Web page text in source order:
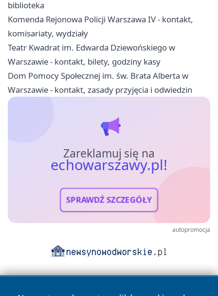
biblioteka
Komenda Rejonowa Policji Warszawa IV - kontakt,
komisariaty, wydziały
Teatr Kwadrat im. Edwarda Dziewońskiego w
Warszawie - kontakt, bilety, godziny kasy
Dom Pomocy Społecznej im. św. Brata Alberta w
Warszawie - kontakt, zasady przyjęcia i odwiedzin
Zareklamuj się na
echowarszawy.pl!
SPRAWDŹ SZCZEGÓŁY
autopromocja